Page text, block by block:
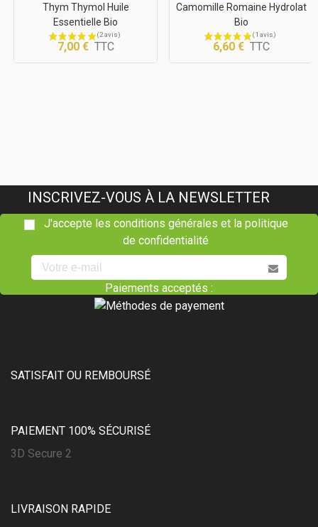
Thym Thymol Huile
Essentielle Bio
7,00 € TTC
Camomille Romaine Hydrolat
Bio
6,60 € TTC
INSCRIVEZ-VOUS À LA NEWSLETTER
J'accepte les conditions générales et la politique
de confidentialité
Paiements acceptés :
SATISFAIT OU REMBOURSÉ
PAIEMENT 100% SÉCURISÉ
3D Secure 2
LIVRAISON RAPIDE